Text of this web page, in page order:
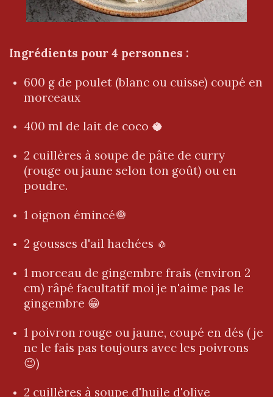
Ingrédients pour 4 personnes :
600 g de poulet (blanc ou cuisse) coupé en
morceaux
400 ml de lait de coco 🥥
2 cuillères à soupe de pâte de curry
(rouge ou jaune selon ton goût) ou en
poudre.
1 oignon émincé🧅
2 gousses d'ail hachées 🧄
1 morceau de gingembre frais (environ 2
cm) râpé facultatif moi je n'aime pas le
gingembre 😁
1 poivron rouge ou jaune, coupé en dés ( je
ne le fais pas toujours avec les poivrons
😉)
2 cuillères à soupe d'huile d'olive